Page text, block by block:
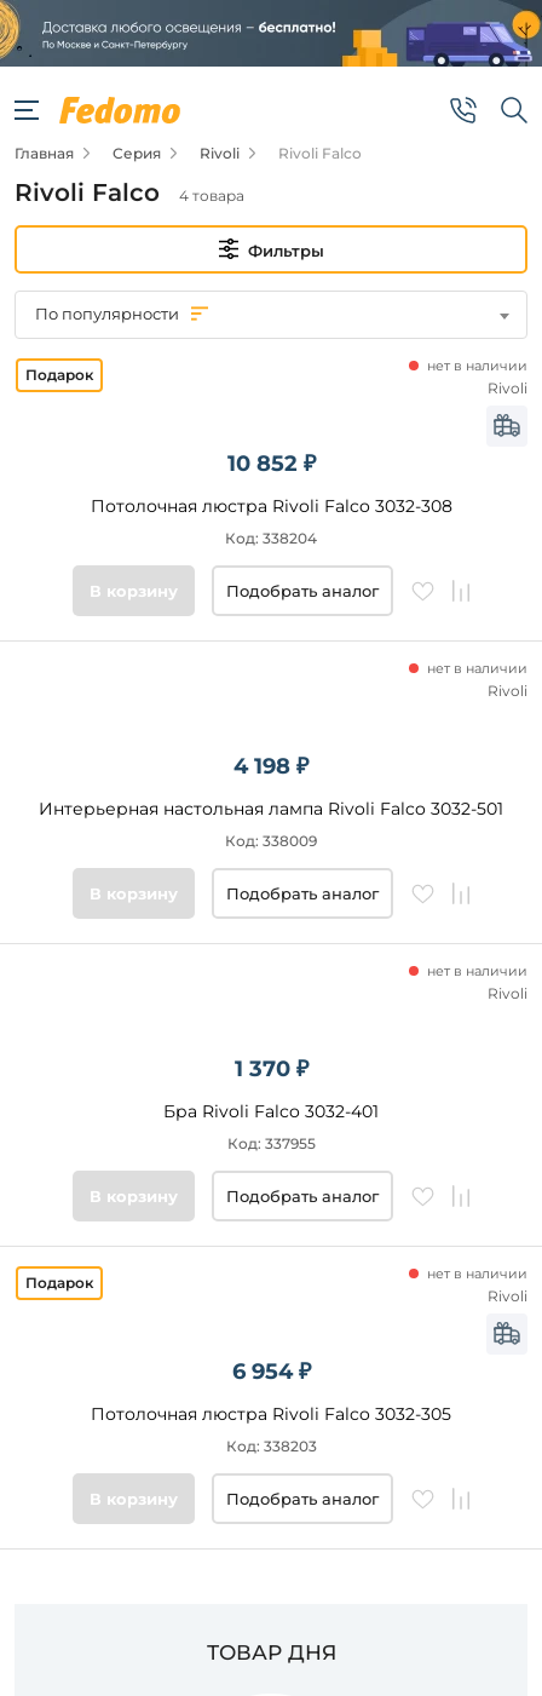
Фильтры
Цена
от
Бренд
основания
Главная Серия Rivoli Rivoli Falco
Rivoli Falco 4 товара
Фильтры
По популярности
10 852 ₽
Потолочная люстра Rivoli Falco 3032-308
нет в наличии
Код: 338204
Rivoli
В корзину Подобрать аналог
4 198 ₽
Интерьерная настольная лампа Rivoli Falco 3032-501
нет в наличии
Код: 338009
Rivoli
В корзину Подобрать аналог
1 370 ₽
Бра Rivoli Falco 3032-401
нет в наличии
Код: 337955
Rivoli
В корзину Подобрать аналог
6 954 ₽
Потолочная люстра Rivoli Falco 3032-305
нет в наличии
Код: 338203
Rivoli
В корзину Подобрать аналог
ТОВАР ДНЯ